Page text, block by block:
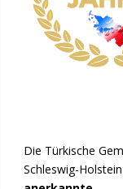
Die Türkische
Schleswig-